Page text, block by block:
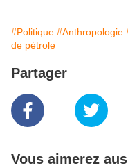
#Politique #Anthropologie
de pétrole
Partager
Vous aimerez